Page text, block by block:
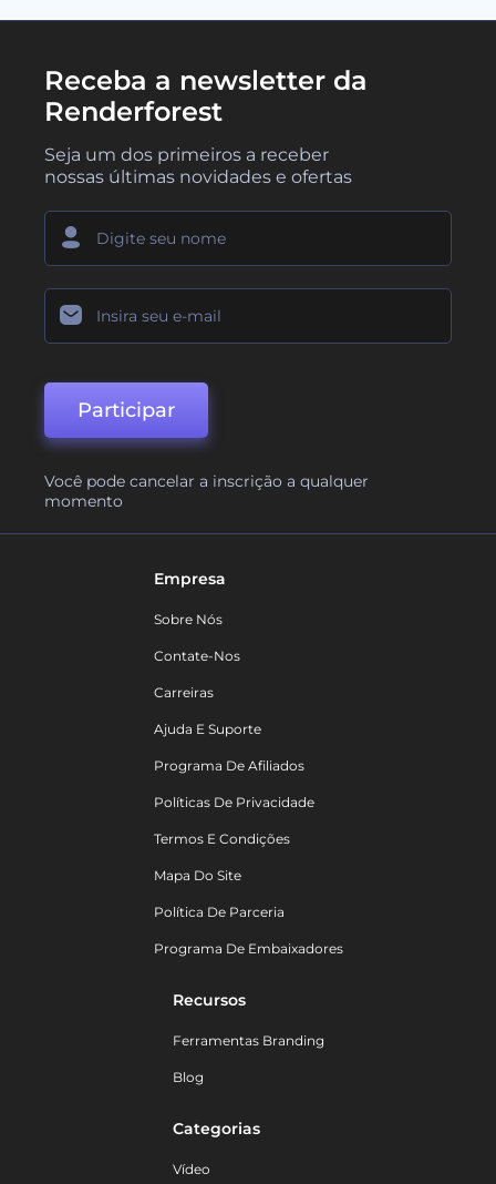
Receba a newsletter da
Renderforest
Seja um dos primeiros a receber
nossas últimas novidades e ofertas
Participar
Você pode cancelar a inscrição a qualquer
momento
Empresa
Sobre Nós
Contate-Nos
Carreiras
Ajuda E Suporte
Programa De Afiliados
Políticas De Privacidade
Termos E Condições
Mapa Do Site
Política De Parceria
Programa De Embaixadores
Recursos
Ferramentas Branding
Blog
Categorias
Vídeo